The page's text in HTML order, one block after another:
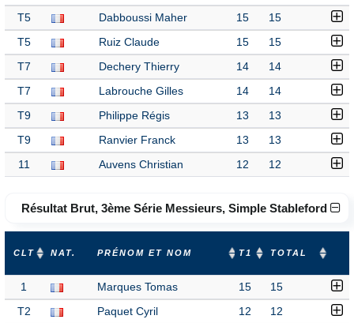
T5 Dabboussi Maher 15 15
T5 Ruiz Claude 15 15
T7 Dechery Thierry 14 14
T7 Labrouche Gilles 14 14
T9 Philippe Régis 13 13
T9 Ranvier Franck 13 13
11 Auvens Christian 12 12
Résultat Brut, 3ème Série Messieurs, Simple Stableford
CLT NAT. PRÉNOM ET NOM T1 TOTAL
1 Marques Tomas 15 15
T2 Paquet Cyril 12 12